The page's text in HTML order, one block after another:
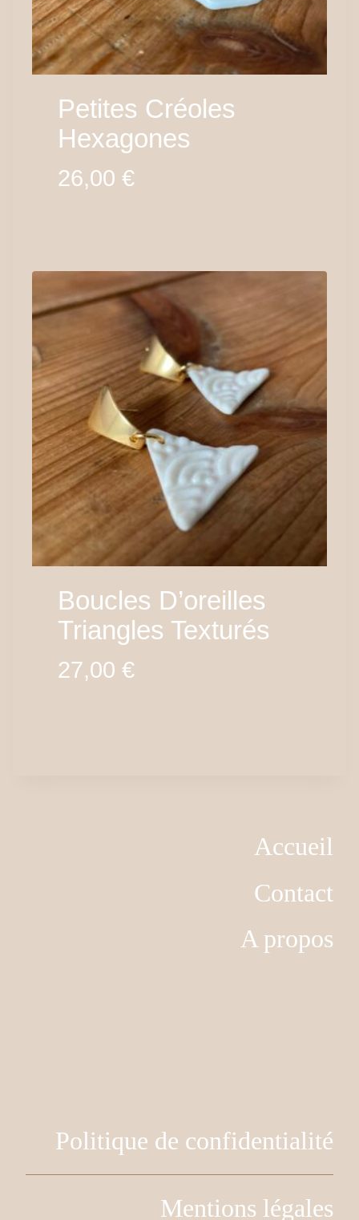
Petites Créoles
Hexagones
26,00 €
Boucles D’oreilles
Triangles Texturés
27,00 €
Accueil
Contact
A propos
Politique de confidentialité
Mentions légales